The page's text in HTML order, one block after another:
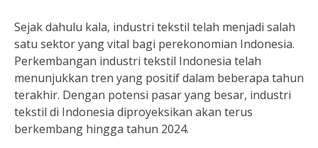
Sejak dahulu kala, industri tekstil telah menjadi salah
satu sektor yang vital bagi perekonomian Indonesia.
Perkembangan industri tekstil Indonesia telah
menunjukkan tren yang positif dalam beberapa tahun
terakhir. Dengan potensi pasar yang besar, industri
tekstil di Indonesia diproyeksikan akan terus
berkembang hingga tahun 2024.